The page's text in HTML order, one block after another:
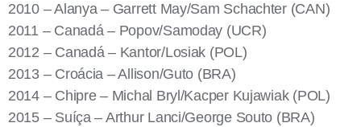
2010 – Alanya – Garrett May/Sam Schachter (CAN)
2011 – Canadá – Popov/Samoday (UCR)
2012 – Canadá – Kantor/Losiak (POL)
2013 – Croácia – Allison/Guto (BRA)
2014 – Chipre – Michal Bryl/Kacper Kujawiak (POL)
2015 – Suíça – Arthur Lanci/George Souto (BRA)